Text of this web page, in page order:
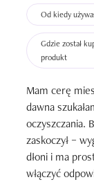
Od kiedy
Gdzie został
produkt
Mam cerę
dawna
oczyszczania.
zaskoczył –
dłoni i ma
włączyć